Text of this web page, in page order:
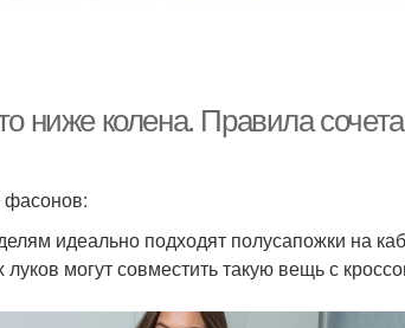
ниже колена. Правила
фасонов:
идеально подходят полусапожки на
могут совместить такую вещь с